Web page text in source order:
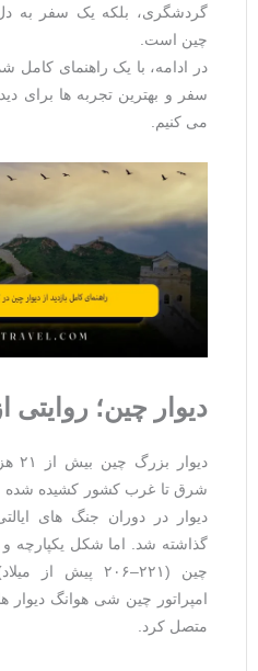
گردشگری، بلکه یک سفر به دل
چین است.
در ادامه، با یک راهنمای کامل
سفر و بهترین تجربه ‌ها برای
می ‌کنیم.
دیوار چین؛ روایتی
دیوار
شرق تا غرب کشور کشیده شده
گذاشته شد. اما شکل یکپارچه و
چین (۲۲۱–۲۰۶ پیش
امپراتور چین شی هوانگ دیوار
متصل کرد.